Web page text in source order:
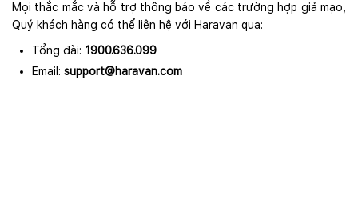
Mọi thắc mắc và hỗ trợ thông báo về các trường hợp giả mạo,
Quý khách hàng có thể liên hệ với Haravan qua:
Tổng đài: 1900.636.099
Email: support@haravan.com